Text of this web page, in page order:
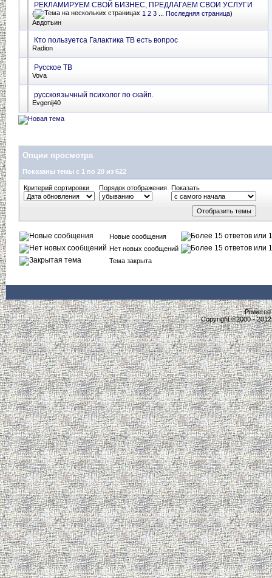
РЕКЛАМИРУЕМ СВОЙ БИЗНЕС, ПРЕДЛАГАЕМ СВОИ УСЛУГИ
( 1 2 3 Последняя страница)
Авдотьин
Кто пользуетса Галактика ТВ есть вопрос
Radion
Русское ТВ
Vova
русскоязычный психолог по скайп.
Evgenij40
Опции просмотра
Показаны темы с 1 по 20 из 622
Критерий сортировки Порядок отображения Показать
Новые сообщения
Нет новых сообщений
Тема закрыта
Powered
Copyright ©2000 -